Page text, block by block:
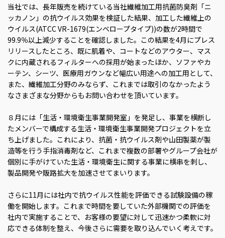
当社では、長年販売を続けている当社繊維加工用抗菌防臭剤「ニ
ッカノン」の抗ウイルス効果を検証した結果、加工した繊維上の
ウイルス(ATCC VR-1679(エンベロープタイプ))の数が2時間で
99.9％以上減少することを確認しました。この結果を4月にプレス
リリースしたところ、既に肌着や、コートなどのアウター、マス
クに内蔵されるフィルターへの採用が始まったほか、ソファやカ
ーテン、シーツ、医療用ガウンなど幅広い用途への加工用として、
また、繊維加工分野のみならず、これまでは取引のなかったよう
なさまざまな分野からもお問い合わせを頂いています。
８月には「生活・環境衛生事業開発室」を発足し、事業を横断し
たメンバーで構成する生活・環境衛生事業開発プロジェクトを立
ち上げました。これにより、抗菌・抗ウイルス剤や山田製薬が製
造等を行う手指消毒剤など、これまで複数の部署やグループ会社が
個別に手がけていた生活・環境衛生に関する事業に横串を刺し、
製品開発や販路拡大を加速させてまいります。
さらに11月には社内で抗ウイルス性能を評価できる試験設備の稼
働を開始します。これまで時間を要していた外部機関での評価を
社内で実施することで、お客様の要望に対して迅速かつ柔軟に対
応できる体制を整え、今後さらに需要を取り込んでいく考えです。